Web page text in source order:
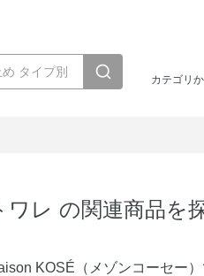
カテゴリ
レ の関連商品を
KOSÉ（メゾンコーセー